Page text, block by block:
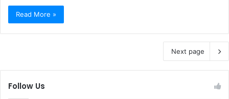
Read More »
Next page
Follow Us